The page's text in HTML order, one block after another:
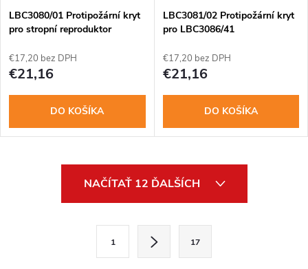
LBC3080/01 Protipožární kryt
pro stropní reproduktor
€17,20 bez DPH
€21,16
DO KOŠÍKA
LBC3081/02 Protipožární kryt
pro LBC3086/41
€17,20 bez DPH
€21,16
DO KOŠÍKA
NAČÍTAŤ 12 ĎALŠÍCH
1 17